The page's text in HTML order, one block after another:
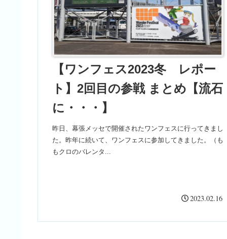
【ワンフェス2023冬 レポー
ト】2回目の参戦 まとめ【流石
に・・・】
昨日、幕張メッセで開催されたワンフェスに行ってきまし
た。昨年に続いて、ワンフェスに参加してきました。（も
もクロのバレンタ...
2023.02.16